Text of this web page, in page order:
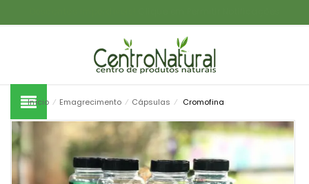
Início ⁄ Emagrecimento ⁄ Cápsulas ⁄ Cromofina